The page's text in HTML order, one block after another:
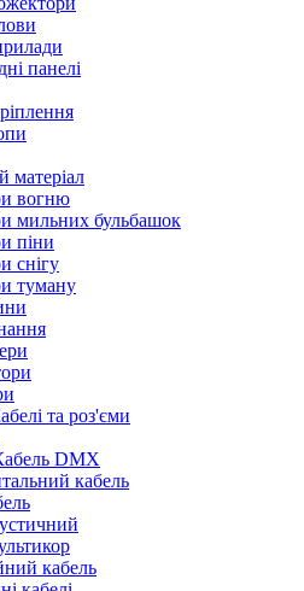
панелі
матеріал
вогню
мильних бульбашок
піни
снігу
туману
та роз'єми
DMX
кабель
кабель